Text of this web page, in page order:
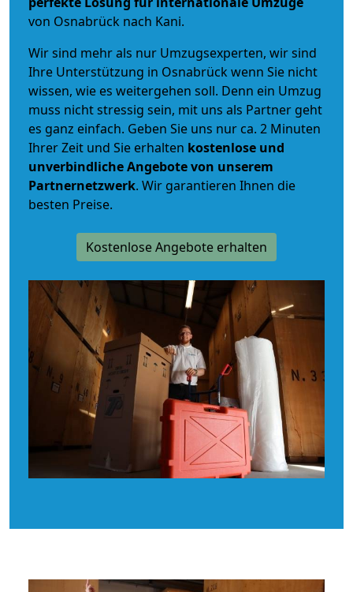
von Osnabrück nach Kani.
Wir sind mehr als nur Umzugsexperten, wir sind
Ihre Unterstützung in Osnabrück wenn Sie nicht
wissen, wie es weitergehen soll. Denn ein Umzug
muss nicht stressig sein, mit uns als Partner geht
es ganz einfach. Geben Sie uns nur ca. 2 Minuten
Ihrer Zeit und Sie erhalten kostenlose und
unverbindlicheAngebote von unserem
Partnernetzwerk. Wir garantieren Ihnen die
besten Preise.
Kostenlose Angebote erhalten